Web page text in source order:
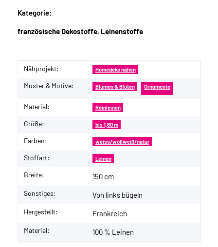
Kategorie:
französische Dekostoffe, Leinenstoffe
Produkteigenschaft
Wert
Nähprojekt: Homedeko nähen
Muster & Motive: Blumen & Blüten Ornamente
Material: Reinleinen
Größe: bis 1,60 m
Farben: weiss/wollweiß/natur
Stoffart: Leinen
Breite: 150 cm
Sonstiges: Von links bügeln
Hergestellt: Frankreich
Material: 100 % Leinen